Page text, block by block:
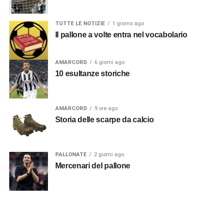
TUTTE LE NOTIZIE 1 giorno ago
Il pallone a volte entra nel vocabolario
AMARCORD 6 giorni ago
10 esultanze storiche
AMARCORD 9 ore ago
Storia delle scarpe da calcio
PALLONATE 2 giorni ago
Mercenari del pallone